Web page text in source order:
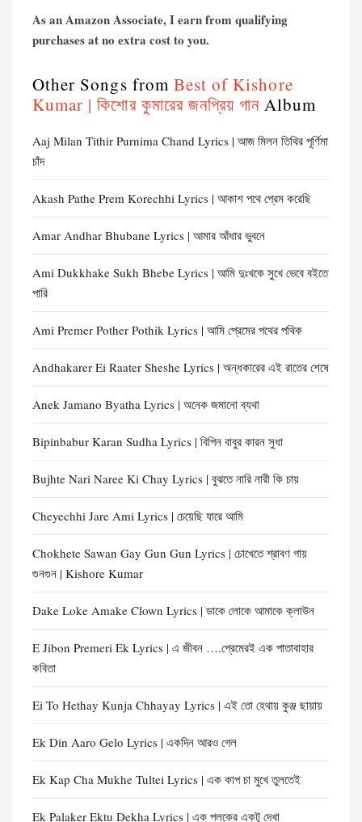
As an Amazon Associate, I earn from qualifying
purchases at no extra cost to you.
Other Songs from Best of Kishore
Kumar | কিশোর কুমারের জনপ্রিয় গান Album
Aaj Milan Tithir Purnima Chand Lyrics | আজ মিলন তিথির পূর্ণিমা
চাঁদ
Akash Pathe Prem Korechhi Lyrics | আকাশ পথে প্রেম করেছি
Amar Andhar Bhubane Lyrics | আমার আঁধার ভুবনে
Ami Dukkhake Sukh Bhebe Lyrics | আমি দুঃখকে সুখে ভেবে বইতে
পারি
Ami Premer Pother Pothik Lyrics | আমি প্রেমের পথের পথিক
Andhakarer Ei Raater Sheshe Lyrics | অন্ধকারের এই রাতের শেষে
Anek Jamano Byatha Lyrics | অনেক জমানো ব্যথা
Bipinbabur Karan Sudha Lyrics | বিপিন বাবুর কারন সুধা
Bujhte Nari Naree Ki Chay Lyrics | বুঝতে নারি নারী কি চায়
Cheyechhi Jare Ami Lyrics | চেয়েছি যারে আমি
Chokhete Sawan Gay Gun Gun Lyrics | চোখেতে শ্রাবণ গায়
গুনগুন | Kishore Kumar
Dake Loke Amake Clown Lyrics | ডাকে লোকে আমাকে ক্লাউন
E Jibon Premeri Ek Lyrics | এ জীবন ….প্রেমেরই এক পাতাবাহার
কবিতা
Ei To Hethay Kunja Chhayay Lyrics | এই তো হেথায় কুঞ্জ ছায়ায়
Ek Din Aaro Gelo Lyrics | একদিন আরও গেল
Ek Kap Cha Mukhe Tultei Lyrics | এক কাপ চা মুখে তুলতেই
Ek Palaker Ektu Dekha Lyrics | এক পলকের একটু দেখা